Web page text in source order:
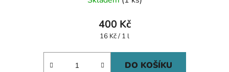
400 Kč
Měrná
16 Kč / 1 l
DO KOŠÍKU